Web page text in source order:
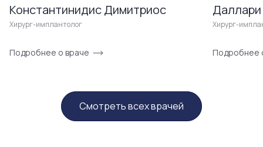
Константинидис Димитриос
Хирург-имплантолог
Подробнее о враче
Хирург-
Подробнее
Смотреть всех врачей